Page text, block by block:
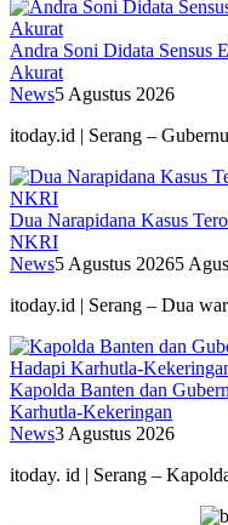
Andra Soni Didata Sensus
Akurat
News5 Agustus 2026
itoday.id | Serang –
Dua Narapidana Kasus
NKRI
News5 Agustus 20265
itoday.id | Serang – Dua
Kapolda Banten dan
Karhutla-Kekeringan
News3 Agustus 2026
itoday. id | Serang –